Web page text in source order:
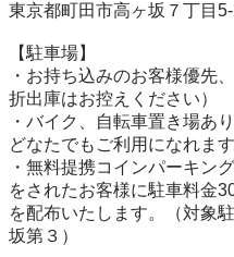
東京都町田市高ヶ坂７丁目
【駐⾞場】
・お持ち込みのお客様優先
折出庫はお控えください）
・バイク、自転車置き場あ
どなたでもご利用になれます
・無料提携コインパーキン
をされたお客様に駐車料金
を配布いたします。（対象
坂第３）